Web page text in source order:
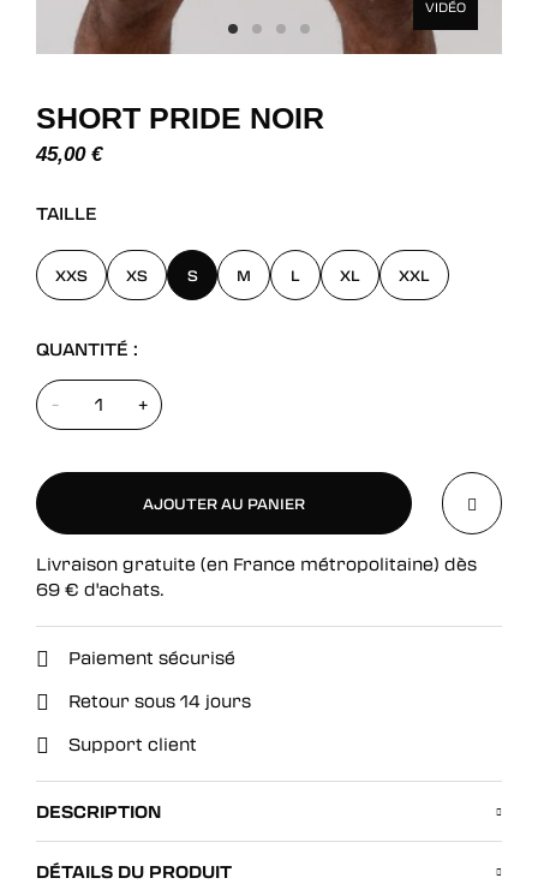
VIDÉO
SHORT PRIDE NOIR
45,00 €
TAILLE
XXS XS S M L XL XXL
QUANTITÉ :
- +
AJOUTER AU PANIER
AJOUTER AU PANIER
Livraison gratuite (en France métropolitaine) dès
69 € d'achats.
Paiement sécurisé
Retour sous 14 jours
Support client
DESCRIPTION
DÉTAILS DU PRODUIT